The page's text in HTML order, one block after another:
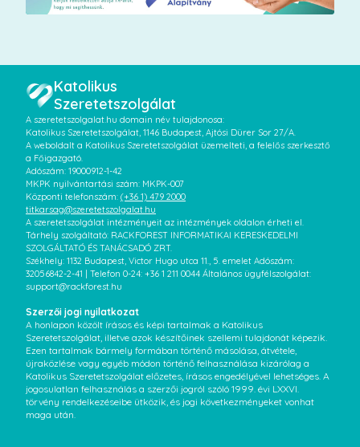
Katolikus
Szeretetszolgálat
A szeretetszolgalat.hu domain név tulajdonosa:
Katolikus Szeretetszolgálat, 1146 Budapest, Ajtósi Dürer Sor 27/A.
A weboldalt a Katolikus Szeretetszolgálat üzemelteti, a felelős szerkesztő
a Főigazgató.
Adószám: 19000912-1-42
MKPK nyilvántartási szám: MKPK-007
Központi telefonszám: (+36 1) 479 2000
titkarsag@szeretetszolgalat.hu
A szeretetszolgálat intézményeit az intézmények oldalon érheti el.
Tárhely szolgáltató: RACKFOREST INFORMATIKAI KERESKEDELMI
SZOLGÁLTATÓ ÉS TANÁCSADÓ ZRT.
Székhely: 1132 Budapest, Victor Hugo utca 11., 5. emelet Adószám:
32056842-2-41 | Telefon 0-24: +36 1 211 0044 Általános ügyfélszolgálat:
support@rackforest.hu
Szerzői jogi nyilatkozat
A honlapon közölt írásos és képi tartalmak a Katolikus
Szeretetszolgálat, illetve azok készítőinek szellemi tulajdonát képezik.
Ezen tartalmak bármely formában történő másolása, átvétele,
újraközlése vagy egyéb módon történő felhasználása kizárólag a
Katolikus Szeretetszolgálat előzetes, írásos engedélyével lehetséges. A
jogosulatlan felhasználás a szerzői jogról szóló 1999. évi LXXVI.
törvény rendelkezéseibe ütközik, és jogi következményeket vonhat
maga után.